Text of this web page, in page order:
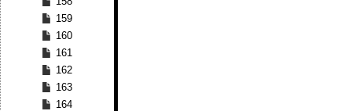
159
160
161
162
163
164